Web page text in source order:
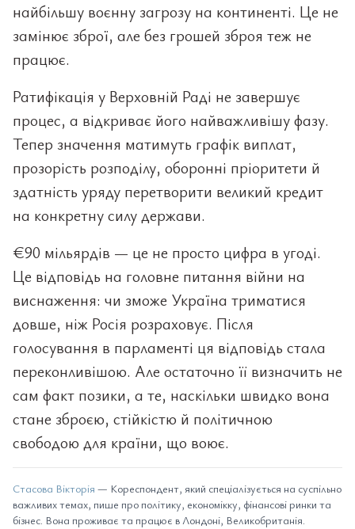
найбільшу воєнну загрозу на континенті. Це не
замінює зброї, але без грошей зброя теж не
працює.
Ратифікація у Верховній Раді не завершує
процес, а відкриває його найважливішу фазу.
Тепер значення матимуть графік виплат,
прозорість розподілу, оборонні пріоритети й
здатність уряду перетворити великий кредит
на конкретну силу держави.
€90 мільярдів — це не просто цифра в угоді.
Це відповідь на головне питання війни на
виснаження: чи зможе Україна триматися
довше, ніж Росія розраховує. Після
голосування в парламенті ця відповідь стала
переконливішою. Але остаточно її визначить не
сам факт позики, а те, наскільки швидко вона
стане зброєю, стійкістю й політичною
свободою для країни, що воює.
Стасова Вікторія — Кореспондент, який спеціалізується на суспільно
важливих темах, пише про політику, економікку, фінансові ринки та
бізнес. Вона проживає та працює в Лондоні, Великобританія.